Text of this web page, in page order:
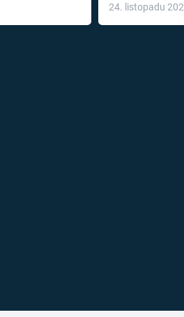
léky
24. listopadu